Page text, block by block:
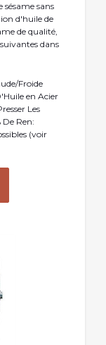
sésame sans
d'huile de
de qualité,
dans
Froide
en Acier
Les
Ren:
(voir